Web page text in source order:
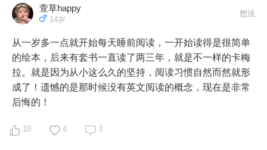
六，然后就是疫情期间，读了黑暗世界三部曲全系列，魔
女宅急便全系列。下面打算进军魔戒三步曲。
黑暗物质3: 没有精灵的世界
魔女宅急便
截止到次，中文阅读上我只管借书买书，质和量跟上孩子
的脚步就可以了，从小就培养这个习惯，终于功成身退
萱草happy
14岁
想法
从一岁多一点就开始每天睡前阅读，一开始读得是很简单
的绘本，后来有套书一直读了两三年，就是不一样的卡梅
拉。就是因为从小这么久的坚持，阅读习惯自然而然就形
成了！遗憾的是那时候没有英文阅读的概念，现在是非常
后悔的！
10 4 3